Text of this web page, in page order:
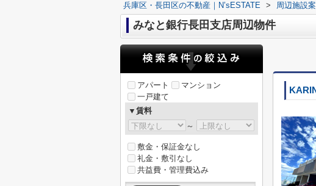
兵庫区・長田区の不動産｜N’sESTATE > 周辺施設
みなと銀行長田支店周辺物件
アパート
マンション
一戸建て
▼賃料
～
敷金・保証金なし
礼金・敷引なし
共益費・管理費込み